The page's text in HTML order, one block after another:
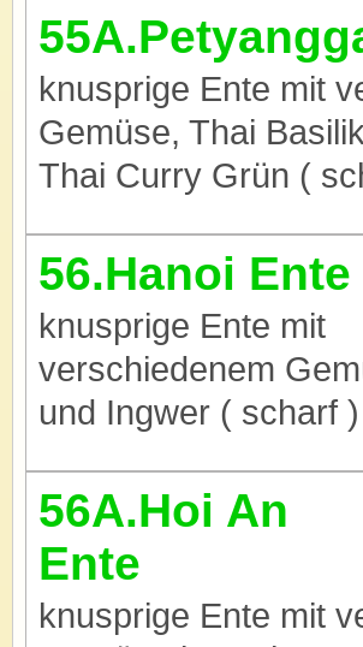
knusprige Ente mit
Gemüse, Thai
Thai Curry Grün (
56.Hanoi Ente
knusprige Ente mit
verschiedenem
und Ingwer ( scharf )
56A.Hoi An
Ente
knusprige Ente mit